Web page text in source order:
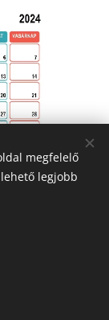
megfelelő
legjobb